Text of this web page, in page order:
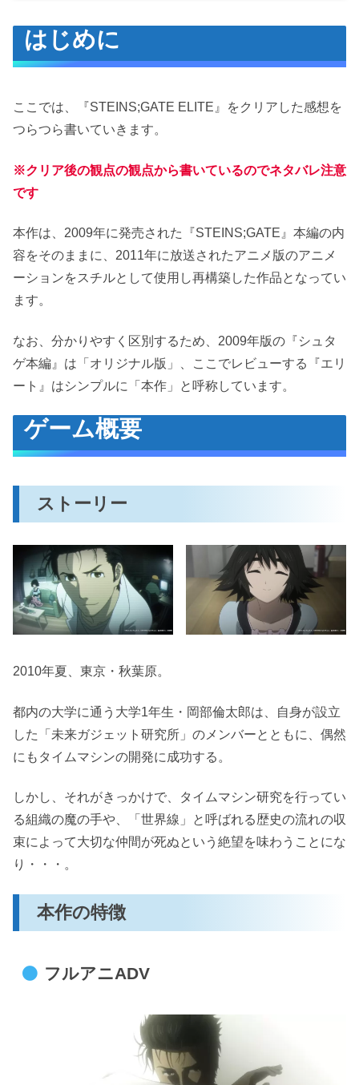
ゲーム概要
本作の特徴
フルアニADV
感想
緻密で面白いストーリー
トロコンが簡単
悪かった点
おわりに
はじめに
ここでは、『STEINS;GATE ELITE』をクリアした感想を
つらつら書いていきます。
※クリア後の観点の観点から書いているのでネタバレ注意
です
本作は、2009年に発売された『STEINS;GATE』本編の内
容をそのままに、2011年に放送されたアニメ版のアニメ
ーションをスチルとして使用し再構築した作品となってい
ます。
なお、分かりやすく区別するため、2009年版の『シュタ
ゲ本編』は「オリジナル版」、ここでレビューする『エリ
ート』はシンプルに「本作」と呼称しています。
ゲーム概要
ストーリー
2010年夏、東京・秋葉原。
都内の大学に通う大学1年生・岡部倫太郎は、自身が設立
した「未来ガジェット研究所」のメンバーとともに、偶然
にもタイムマシンの開発に成功する。
しかし、それがきっかけで、タイムマシン研究を行ってい
る組織の魔の手や、「世界線」と呼ばれる歴史の流れの収
束によって大切な仲間が死ぬという絶望を味わうことにな
り・・・。
本作の特徴
フルアニADV